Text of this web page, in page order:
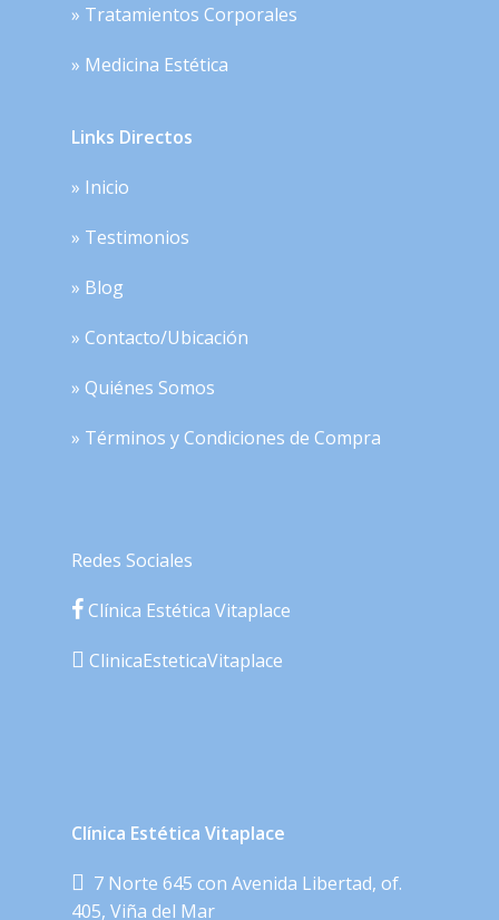
» Tratamientos Corporales
» Medicina Estética
Links Directos
» Inicio
» Testimonios
» Blog
» Contacto/Ubicación
» Quiénes Somos
» Términos y Condiciones de Compra
Redes Sociales
Clínica Estética Vitaplace
ClinicaEsteticaVitaplace
Clínica Estética Vitaplace
7 Norte 645 con Avenida Libertad, of.
405, Viña del Mar